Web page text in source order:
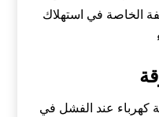
الخاصة في استهلاك
كهرباء عند الفشل في